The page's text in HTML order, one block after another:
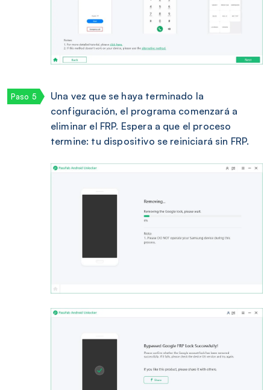
Una vez que se haya terminado la
configuración, el programa comenzará a
eliminar el FRP. Espera a que el proceso
termine: tu dispositivo se reiniciará sin FRP.